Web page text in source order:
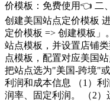
价模板：免费使用👈 二
创建美国站点定价模板
定价模板 => 创建模板」
站点模板，并设置店铺
点模板，配置对应美国
把站点选为"美国-跨境"
利润和成本信息 （1）利
润率、固定利润。 （2